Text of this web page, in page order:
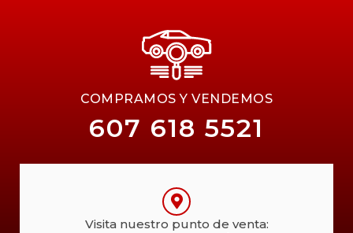
COMPRAMOS Y VENDEMOS
607 618 5521
Visita nuestro punto de venta: